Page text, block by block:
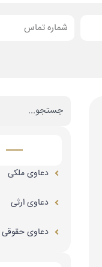
دعاوی ملکی
دعاوی ارثی
دعاوی حقوقی